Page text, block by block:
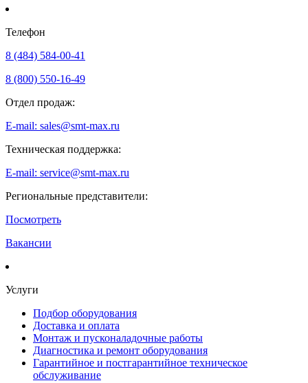
Телефон
8 (484) 584-00-41
8 (800) 550-16-49
Отдел продаж:
E-mail: sales@smt-max.ru
Техническая поддержка:
E-mail: service@smt-max.ru
Региональные представители:
Посмотреть
Вакансии
Услуги
Подбор оборудования
Доставка и оплата
Монтаж и пусконаладочные работы
Диагностика и ремонт оборудования
Гарантийное и постгарантийное техническое
обслуживание